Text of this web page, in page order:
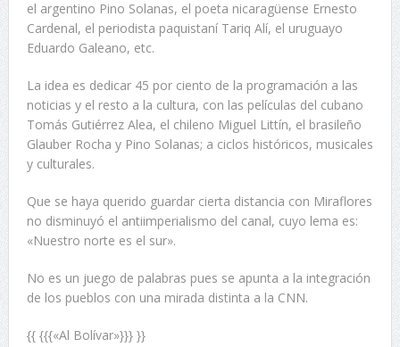
el argentino Pino Solanas, el poeta nicaragüense Ernesto
Cardenal, el periodista paquistaní Tariq Alí, el uruguayo
Eduardo Galeano, etc.
La idea es dedicar 45 por ciento de la programación a las
noticias y el resto a la cultura, con las películas del cubano
Tomás Gutiérrez Alea, el chileno Miguel Littín, el brasileño
Glauber Rocha y Pino Solanas; a ciclos históricos, musicales
y culturales.
Que se haya querido guardar cierta distancia con Miraflores
no disminuyó el antiimperialismo del canal, cuyo lema es:
«Nuestro norte es el sur».
No es un juego de palabras pues se apunta a la integración
de los pueblos con una mirada distinta a la CNN.
{{ {{{«Al Bolívar»}}} }}